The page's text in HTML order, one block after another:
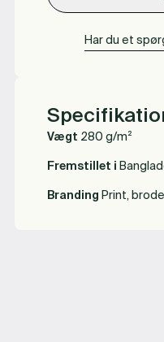
Har du et
Vægt 280 g/m²
Fremstillet i
Branding Print,